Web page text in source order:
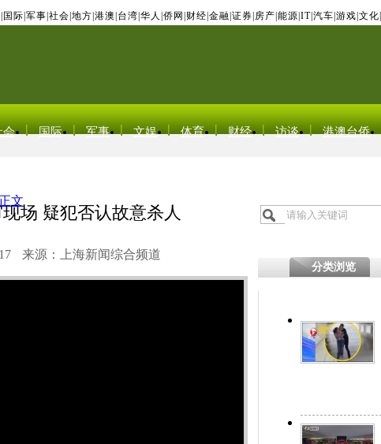
国际 军事 社会 地方 港澳 台湾 华人 侨网 财经 金融 证券 房产 能源 IT| 汽车 游戏 文化
会 国际 军事 文娱 体育 财经 访谈 港澳台侨
正文
场 疑犯否认故意杀人
来源：上海新闻综合频道
分类浏览